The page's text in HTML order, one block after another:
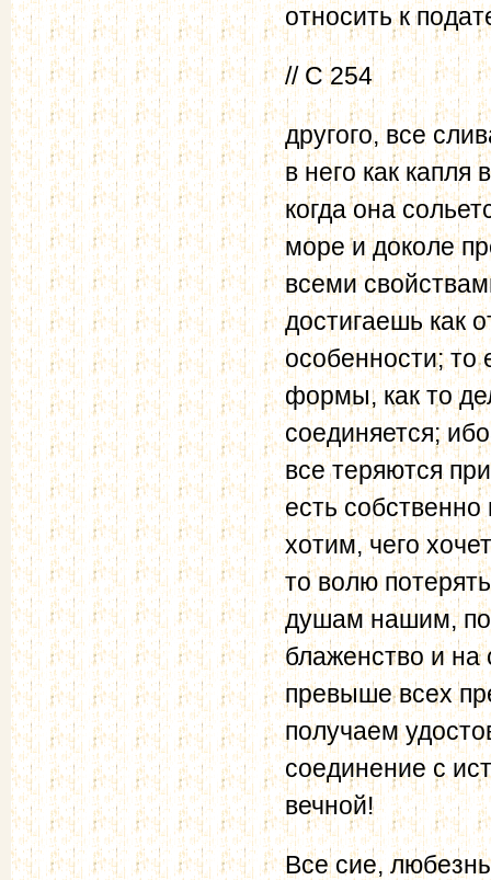
относить к
// С 254
другого, все
в него как
когда она
море и доколе
всеми
достигаешь как
особенности; то
формы, как то
соединяется;
все теряются
есть
хотим, чего
то волю
душам нашим,
блаженство и
превыше всех
получаем
соединение с
вечной!
Все сие,